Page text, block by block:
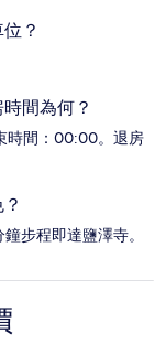
？
間為何？
時間：00:00。退房
步程即達鹽澤寺。